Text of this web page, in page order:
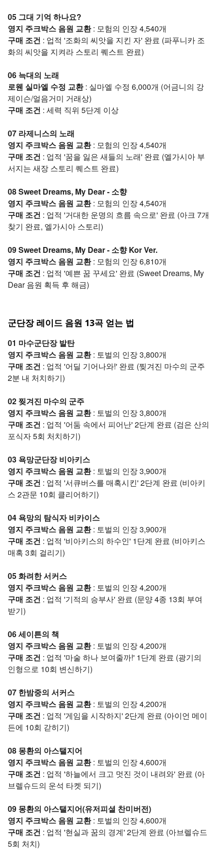
05 그대 기억 하나요?
영지 주크박스 음원 교환: 모험의 인장 4,540개
구매 조건 : 업적 '조화의 씨앗을 지킨 자' 완료 (파푸니카 조
화의 씨앗을 지켜라 스토리 퀘스트 완료)
06 늑대의 노래
로웬 실마엘 수정 교환: 실마엘 수정 6,000개 (어금니의 강
제이슨/얼음거미 거래상)
구매 조건 : 세력 직위 5단계 이상
07 라제니스의 노래
영지 주크박스 음원 교환: 모험의 인장 4,540개
구매 조건 : 업적 '꿈을 잃은 새들의 노래' 완료 (엘가시아 부
서지는 새장 스토리 퀘스트 완료)
08 Sweet Dreams, My Dear - 소향
영지 주크박스 음원 교환: 모험의 인장 4,540개
구매 조건 : 업적 '거대한 운명의 흐름 속으로' 완료 (아크 7개
찾기 완료, 엘가시아 스토리)
09 Sweet Dreams, My Dear - 소향 Kor Ver.
영지 주크박스 음원 교환: 모험의 인장 6,810개
구매 조건 : 업적 '예쁜 꿈 꾸세요' 완료 (Sweet Dreams, My
Dear 음원 획득 후 해금)
군단장 레이드 음원 13곡 얻는 법
01 마수군단장 발탄
영지 주크박스 음원 교환: 토벌의 인장 3,800개
구매 조건 : 업적 '어딜 기어나와!' 완료 (찢겨진 마수의 군주
2분 내 처치하기)
02 찢겨진 마수의 군주
영지 주크박스 음원 교환: 토벌의 인장 3,800개
구매 조건 : 업적 '어둠 속에서 피어난' 2단계 완료 (검은 산의
포식자 5회 처치하기)
03 욕망군단장 비아키스
영지 주크박스 음원 교환: 토벌의 인장 3,900개
구매 조건 : 업적 '서큐버스를 매혹시킨' 2단계 완료 (비아키
스 2관문 10회 클리어하기)
04 욕망의 탐식자 비카이스
영지 주크박스 음원 교환: 토벌의 인장 3,900개
구매 조건 : 업적 '비아키스의 하수인' 1단계 완료 (비아키스
매혹 3회 걸리기)
05 화려한 서커스
영지 주크박스 음원 교환: 토벌의 인장 4,200개
구매 조건 : 업적 '기적의 승부사' 완료 (문양 4종 13회 부여
받기)
06 세이튼의 책
영지 주크박스 음원 교환: 토벌의 인장 4,200개
구매 조건 : 업적 '마술 하나 보여줄까!' 1단계 완료 (광기의
인형으로 10회 변신하기)
07 한밤중의 서커스
영지 주크박스 음원 교환: 토벌의 인장 4,200개
구매 조건 : 업적 '게임을 시작하지' 2단계 완료 (아이언 메이
든에 10회 갇히기)
08 몽환의 아스탤지어
영지 주크박스 음원 교환: 토벌의 인장 4,600개
구매 조건 : 업적 '하늘에서 크고 멋진 것이 내려와' 완료 (아
브렐슈드의 운석 타켓 되기)
09 몽환의 아스탤지어(유저피셜 찬미버전)
영지 주크박스 음원 교환: 토벌의 인장 4,600개
구매 조건 : 업적 '현실과 꿈의 경계' 2단계 완료 (아브렐슈드
5회 처치)